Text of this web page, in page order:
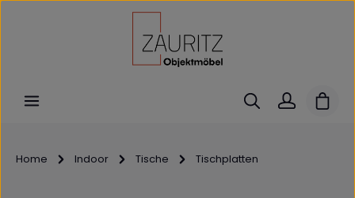
Zum Hauptinhalt springen
Home Indoor Tische Tischplatten